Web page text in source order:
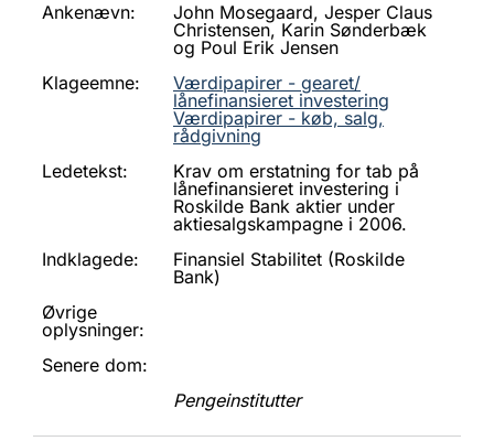
Ankenævn:
John Mosegaard, Jesper Claus
Christensen, Karin Sønderbæk
og Poul Erik Jensen
Klageemne:
Værdipapirer - gearet/
lånefinansieret investering
Værdipapirer - køb, salg,
rådgivning
Ledetekst:
Krav om erstatning for tab på
lånefinansieret investering i
Roskilde Bank aktier under
aktiesalgskampagne i 2006.
Indklagede:
Finansiel Stabilitet (Roskilde
Bank)
Øvrige
oplysninger:
Senere dom:
Pengeinstitutter